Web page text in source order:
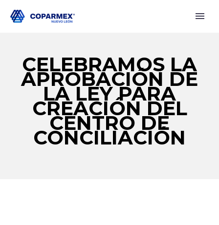
CELEBRAMOS LA
APROBACIÓN DE
LA LEY PARA
CREACIÓN DEL
CENTRO DE
CONCILIACIÓN